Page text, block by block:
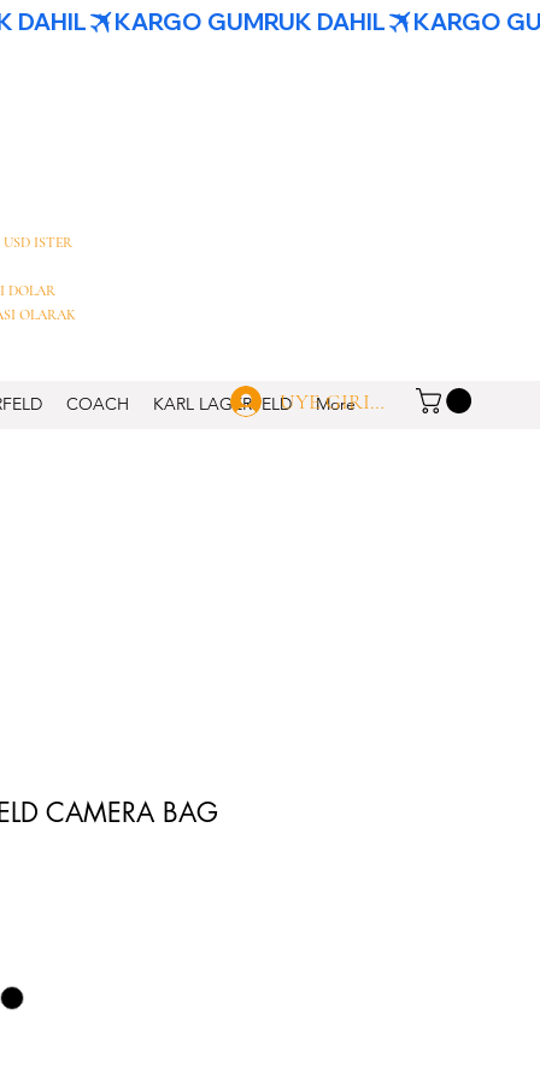
ISTER
DOLAR
OLARAK
COACH KARL LAGERFELD More
UYE GIRISI
CAMERA BAG